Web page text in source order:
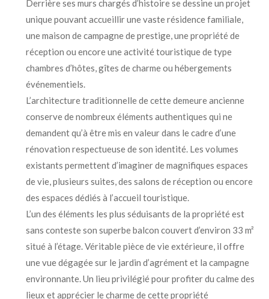
Derrière ses murs chargés d’histoire se dessine un projet
unique pouvant accueillir une vaste résidence familiale,
une maison de campagne de prestige, une propriété de
réception ou encore une activité touristique de type
chambres d’hôtes, gîtes de charme ou hébergements
événementiels.
L’architecture traditionnelle de cette demeure ancienne
conserve de nombreux éléments authentiques qui ne
demandent qu’à être mis en valeur dans le cadre d’une
rénovation respectueuse de son identité. Les volumes
existants permettent d’imaginer de magnifiques espaces
de vie, plusieurs suites, des salons de réception ou encore
des espaces dédiés à l’accueil touristique.
L’un des éléments les plus séduisants de la propriété est
sans conteste son superbe balcon couvert d’environ 33 m²
situé à l’étage. Véritable pièce de vie extérieure, il offre
une vue dégagée sur le jardin d’agrément et la campagne
environnante. Un lieu privilégié pour profiter du calme des
lieux et apprécier le charme de cette propriété